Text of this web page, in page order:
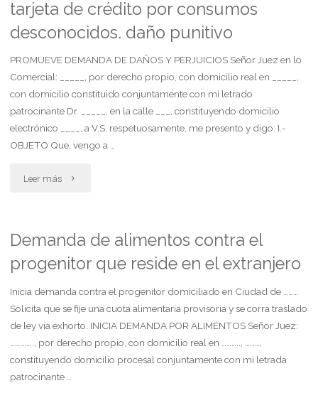
pacto
de
convivencia"
tarjeta de crédito por consumos
desconocidos. daño punitivo
PROMUEVE DEMANDA DE DAÑOS Y PERJUICIOS Señor Juez en lo
Comercial: _____, por derecho propio, con domicilio real en _____,
con domicilio constituido conjuntamente con mi letrado
patrocinante Dr. _____, en la calle ___, constituyendo domicilio
electrónico ____, a V.S, respetuosamente, me presento y digo: I.-
OBJETO Que, vengo a …
Leer más "Demanda
daños
y
perjuicios
tarjeta
de
Demanda de alimentos contra el
progenitor que reside en el extranjero
Inicia demanda contra el progenitor domiciliado en Ciudad de ………
Solicita que se fije una cuota alimentaria provisoria y se corra traslado
de ley vía exhorto. INICIA DEMANDA POR ALIMENTOS Señor Juez:
………….., por derecho propio, con domicilio real en ……….., ………,
constituyendo domicilio procesal conjuntamente con mi letrada
patrocinante …